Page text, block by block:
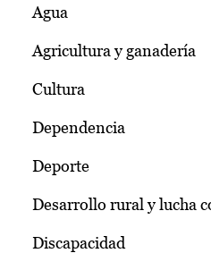
Agua
Agricultura y ganadería
Cultura
Dependencia
Deporte
Desarrollo rural y lucha
Discapacidad